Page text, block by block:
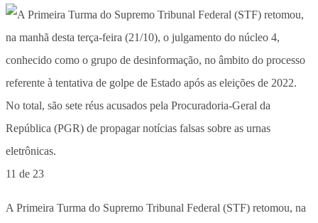
11 de 23
A Primeira Turma do Supremo Tribunal Federal (STF) retomou, na